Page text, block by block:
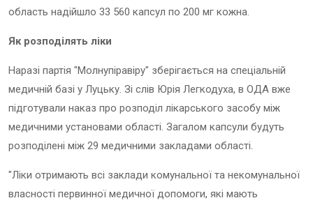
область надійшло 33 560 капсул по 200 мг кожна.
Як розподілять ліки
Наразі партія "Молнупіравіру" зберігається на спеціальній
медичній базі у Луцьку. Зі слів Юрія Легкодуха, в ОДА вже
підготували наказ про розподіл лікарського засобу між
медичними установами області. Загалом капсули будуть
розподілені між 29 медичними закладами області.
"Ліки отримають всі заклади комунальної та некомунальної
власності первинної медичної допомоги, які мають